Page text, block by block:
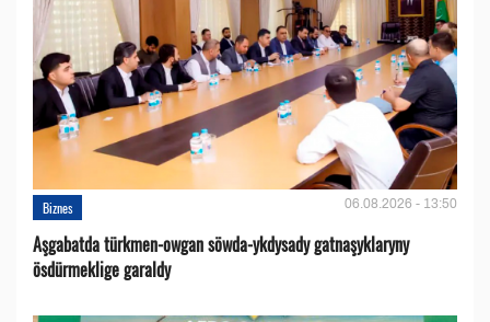
Biznes 06.08.2026 - 13:50
Aşgabatda türkmen-owgan söwda-ykdysady gatnaşyklaryny
ösdürmeklige garaldy